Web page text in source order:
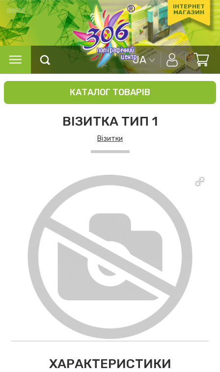
ІНТЕРНЕТ
МАГАЗИН
UA
КАТАЛОГ ТОВАРІВ
ВІЗИТКА ТИП 1
Візитки
ХАРАКТЕРИСТИКИ